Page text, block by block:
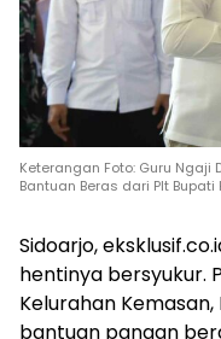
Keterangan Foto: Guru Ngaji
Bantuan Beras dari Plt Bupati
Sidoarjo,
hentinya bersyukur.
Kelurahan
bantuan pangan